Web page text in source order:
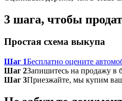
3 шага, чтобы
Простая схема выкупа
Шаг 1Бесплатно оцените
Шаг 2Запишитесь на продажу
Шаг 3Приезжайте, мы купим